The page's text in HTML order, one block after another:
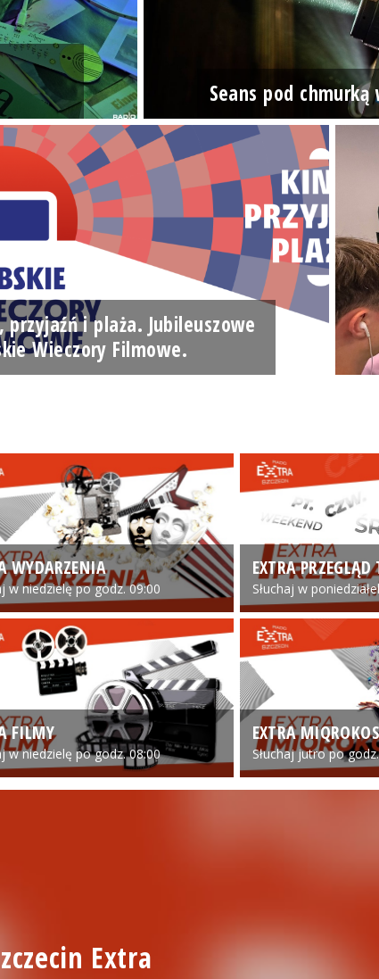
Seans pod chmurką
przyjaźń i plaża. Jubileuszowe
Wieczory Filmowe.
WYDARZENIA
w niedzielę po godz. 09:00
EXTRA
Słuchaj w
FILMY
w niedzielę po godz. 08:00
EXTRA
Słuchaj jutro po
Extra